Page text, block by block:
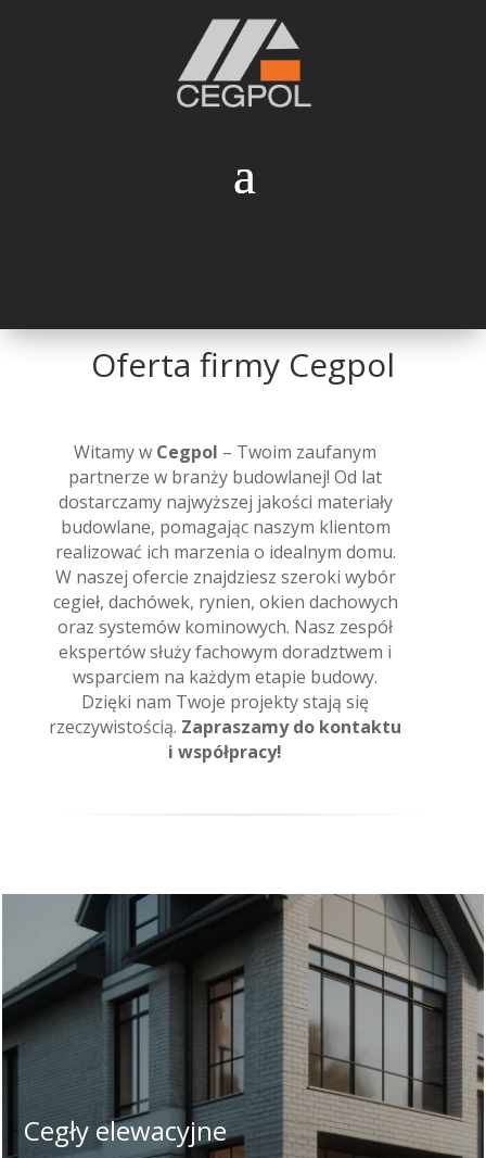
Oferta firmy Cegpol
Witamy w Cegpol – Twoim zaufanym
partnerze w branży budowlanej! Od lat
dostarczamy najwyższej jakości materiały
budowlane, pomagając naszym klientom
realizować ich marzenia o idealnym domu.
W naszej ofercie znajdziesz szeroki wybór
cegieł, dachówek, rynien, okien dachowych
oraz systemów kominowych. Nasz zespół
ekspertów służy fachowym doradztwem i
wsparciem na każdym etapie budowy.
Dzięki nam Twoje projekty stają się
rzeczywistością. Zapraszamy do kontaktu
i współpracy!
Cegły elewacyjne